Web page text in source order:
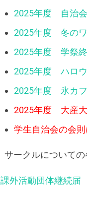
2025年度 自治
2025年度 冬のワ
2025年度 学祭
2025年度 ハロウ
2025年度 氷カ
2025年度 大産大
学生自治会の会
サークルについて
課外活動団体継続届